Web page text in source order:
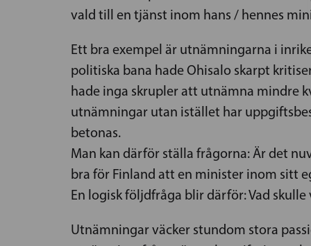
vald till en tjänst inom hans / hennes
Ett bra exempel är utnämningarna i
politiska bana hade Ohisalo skarpt
hade inga skrupler att utnämna mindre
utnämningar utan istället har
betonas.
Man kan därför ställa frågorna: Är det
bra för Finland att en minister inom sitt
En logisk följdfråga blir därför: Vad
Utnämningar väcker stundom stora